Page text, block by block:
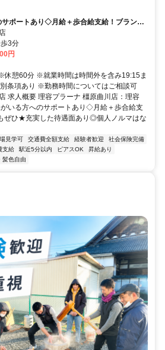
ポートあり◇月給＋歩合給支給！ブランク
遇面あり◎個人ノルマはなし♪【橿原市、理
3分
円
休憩60分 ※就業時間は時間外を含み19:15ま
条項あり ※勤務時間についてはご相談可
求人概要 理容プラーナ 橿原曲川店：理容
いる方へのサポートあり◇月給＋歩合給支
ぜひ★充実した待遇面あり◎個人ノルマはな
見学可 交通費全額支給 経験者歓迎
社会保険完備
支給 駅近5分以内 ピアスOK
昇給あり
髪色自由